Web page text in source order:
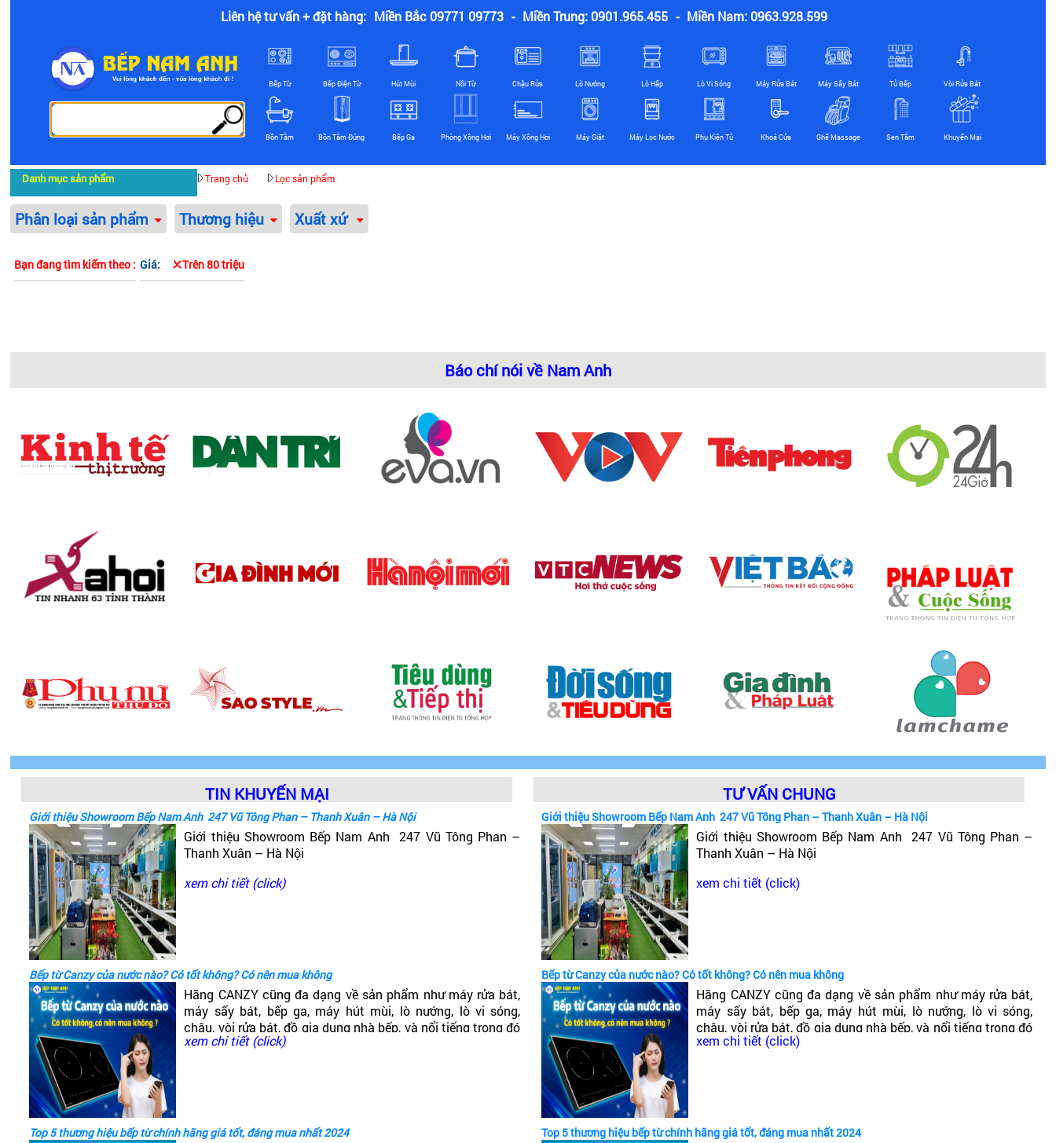
Liên hệ tư vấn + đặt hàng: Miền Bắc 09771 09773 - Miền Trung: 0901.965.455 - Miền Nam: 0963.928.599
Bếp Từ Bếp Điện Từ Hút Mùi Nồi Từ Chậu Rửa Lò Nướng Lò Hấp Lò Vi Sóng Máy Rửa Bát Máy Sấy Bát Tủ Bếp Vòi Rửa Bát
Bồn Tắm Bồn Tắm Đứng Bếp Ga Phòng Xông Hơi Máy Xông Hơi Máy Giặt Máy Lọc Nước Phụ Kiện Tủ Khoá Cửa Ghế Massage Sen Tắm Khuyến Mại
Danh mục sản phẩm Trang chủ Lọc sản phẩm
Phân loại sản phẩm Thương hiệu Xuất xứ
Bạn đang tìm kiếm theo : Giá: Trên 80 triệu
Báo chí nói về Nam Anh
TIN KHUYẾN MẠI
Giới thiệu Showroom Bếp Nam Anh 247 Vũ Tông Phan – Thanh Xuân – Hà Nội
Giới thiệu Showroom Bếp Nam Anh 247 Vũ Tông Phan –
Thanh Xuân – Hà Nội
xem chi tiết (click)
Bếp từ Canzy của nước nào? Có tốt không? Có nên mua không
Hãng CANZY cũng đa dạng về sản phẩm như máy rửa bát,
máy sấy bát, bếp ga, máy hút mùi, lò nướng, lò vi sóng,
chậu, vòi rửa bát, đồ gia dụng nhà bếp, và nổi tiếng trong đó
có dòng bếp từ Canzy. Vậy Bếp từ Canzy của nước nào? Có
xem chi tiết (click)
Top 5 thương hiệu bếp từ chính hãng giá tốt, đáng mua nhất 2024
TƯ VẤN CHUNG
Giới thiệu Showroom Bếp Nam Anh 247 Vũ Tông Phan – Thanh Xuân – Hà Nội
Giới thiệu Showroom Bếp Nam Anh 247 Vũ Tông Phan –
Thanh Xuân – Hà Nội
xem chi tiết (click)
Bếp từ Canzy của nước nào? Có tốt không? Có nên mua không
Hãng CANZY cũng đa dạng về sản phẩm như máy rửa bát,
máy sấy bát, bếp ga, máy hút mùi, lò nướng, lò vi sóng,
chậu, vòi rửa bát, đồ gia dụng nhà bếp, và nổi tiếng trong đó
có dòng bếp từ Canzy. Vậy Bếp từ Canzy của nước nào? Có
xem chi tiết (click)
Top 5 thương hiệu bếp từ chính hãng giá tốt, đáng mua nhất 2024